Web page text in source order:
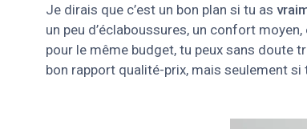
Je dirais que c’est un bon plan si tu as
un peu d’éclaboussures, un confort
pour le même budget, tu peux sans doute
bon rapport qualité-prix, mais seulement